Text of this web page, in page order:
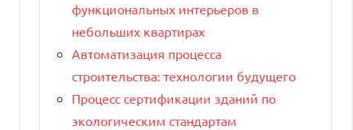
функциональных интерьеров в
небольших квартирах
Автоматизация процесса
строительства: технологии будущего
Процесс сертификации зданий по
экологическим стандартам